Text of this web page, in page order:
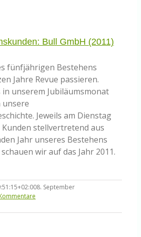
Bull GmbH (2011)
fünfjährigen Bestehens
Jahre Revue passieren.
in unserem Jubiläumsmonat
unsere
Jeweils am Dienstag
stellvertretend aus
Jahr unseres Bestehens
wir auf das Jahr 2011.
8. September